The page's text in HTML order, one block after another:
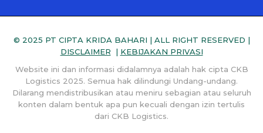
© 2025 PT CIPTA KRIDA BAHARI | ALL RIGHT RESERVED |
DISCLAIMER | KEBIJAKAN PRIVASI
Website ini dan informasi didalamnya adalah hak cipta CKB
Logistics 2025. Semua hak dilindungi Undang-undang.
Dilarang mendistribusikan atau meniru sebagian atau seluruh
konten dalam bentuk apa pun kecuali dengan izin tertulis
dari CKB Logistics.